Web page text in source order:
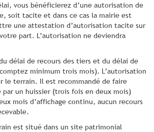
vous bénéficierez d’une autorisation de
soit tacite et dans ce cas la mairie est
une attestation d’autorisation tacite sur
part. L’autorisation ne deviendra
délai de recours des tiers et du délai de
minimum trois mois). L’autorisation
le terrain. Il est recommandé de faire
par un huissier (trois fois en deux mois)
mois d’affichage continu, aucun recours
est situé dans un site patrimonial